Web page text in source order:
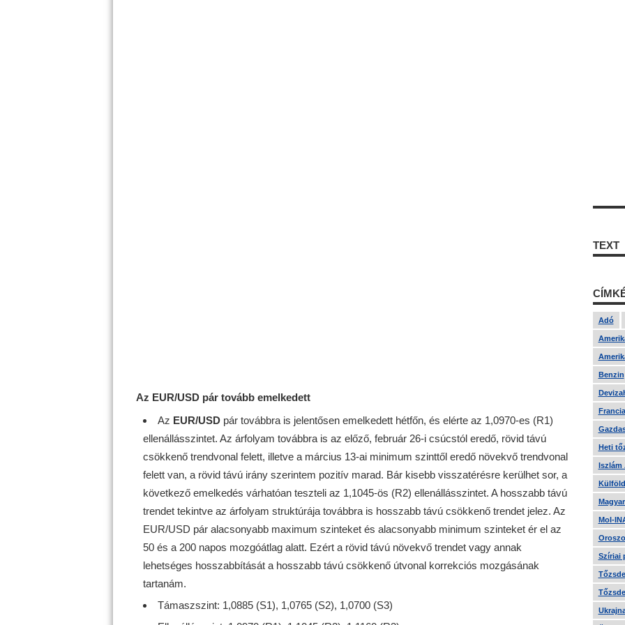
Az EUR/USD pár tovább emelkedett
Az EUR/USD pár továbbra is jelentősen emelkedett hétfőn, és elérte az 1,0970-es (R1)
ellenállásszintet. Az árfolyam továbbra is az előző, február 26-i csúcstól eredő, rövid távú
csökkenő trendvonal felett, illetve a március 13-ai minimum szinttől eredő növekvő trendvonal
felett van, a rövid távú irány szerintem pozitív marad. Bár kisebb visszatérésre kerülhet sor, a
következő emelkedés várhatóan teszteli az 1,1045-ös (R2) ellenállásszintet. A hosszabb távú
trendet tekintve az árfolyam struktúrája továbbra is hosszabb távú csökkenő trendet jelez. Az
EUR/USD pár alacsonyabb maximum szinteket és alacsonyabb minimum szinteket ér el az
50 és a 200 napos mozgóátlag alatt. Ezért a rövid távú növekvő trendet vagy annak
lehetséges hosszabbítását a hosszabb távú csökkenő útvonal korrekciós mozgásának
tartanám.
Támaszszint: 1,0885 (S1), 1,0765 (S2), 1,0700 (S3)
TEXT
Adó
Benzin
Heti
Iszlám
Mol-
Szíriai